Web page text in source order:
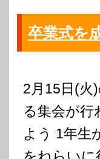
卒業式を
2月15日(火
る集会が
よう 1年生
をねらい